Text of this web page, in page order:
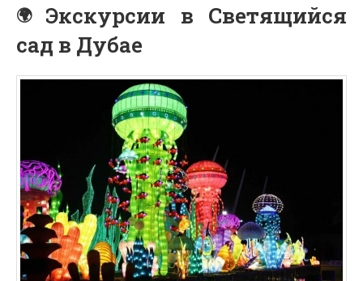
Экскурсии в Светящийся
сад в Дубае